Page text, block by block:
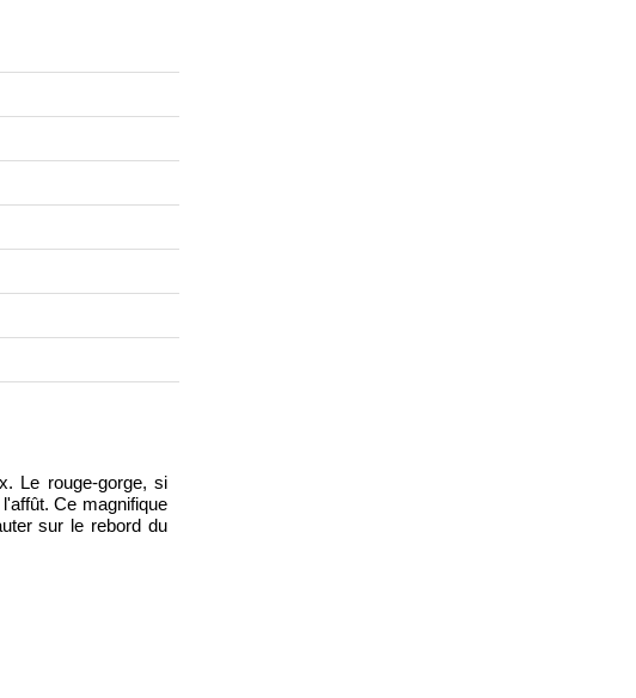
Le rouge-gorge, si
Ce magnifique
sur le rebord du